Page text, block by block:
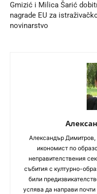
Gmizić i Milica Šarić
nagrade EU za
novinarstvo
Aлександър Димитров,
икономист по
неправителствения
събития с културно-
били
успява да направи